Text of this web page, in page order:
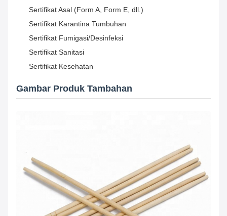
Sertifikat Asal (Form A, Form E, dll.)
Sertifikat Karantina Tumbuhan
Sertifikat Fumigasi/Desinfeksi
Sertifikat Sanitasi
Sertifikat Kesehatan
Gambar Produk Tambahan